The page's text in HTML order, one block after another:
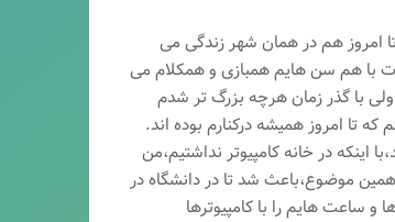
بدنیا آمدم و تا امروز هم در همان شهر زندگی می
با هم سن هایم همبازی و همکلام می
با گذر زمان هرچه بزرگ تر شدم
تا امروز همیشه درکنارم بوده اند.
اینکه در خانه کامپیوتر نداشتیم،من
همین موضوع،باعث شد تا در دانشگاه در
ساعت هایم را با کامپیوترها